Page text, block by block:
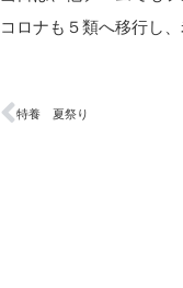
コロナも５類へ移行し
特養 夏祭り